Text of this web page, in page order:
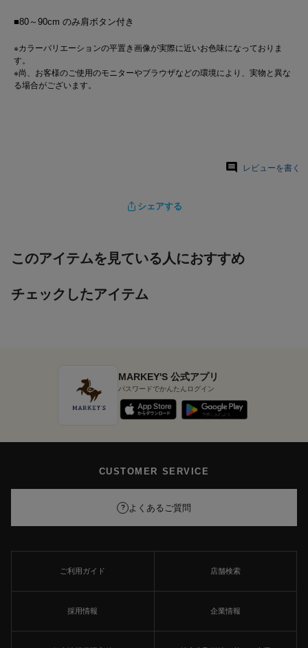
■80～90cm のみ肩ボタン付き
※カラーバリエーションの平置き画像が実際に近いお色味になっておりま
す。
※尚、お客様のご使用のモニターやブラウザなどの環境により、実物と異な
る場合がございます。
レビューを書く
シェアする
このアイテムを見ている人におすすめ
チェックしたアイテム
MARKEY'S 公式アプリ
パスワードでかんたんログイン
CUSTOMER SERVICE
? よくあるご質問
ご利用ガイド 店舗検索
採用情報 企業情報